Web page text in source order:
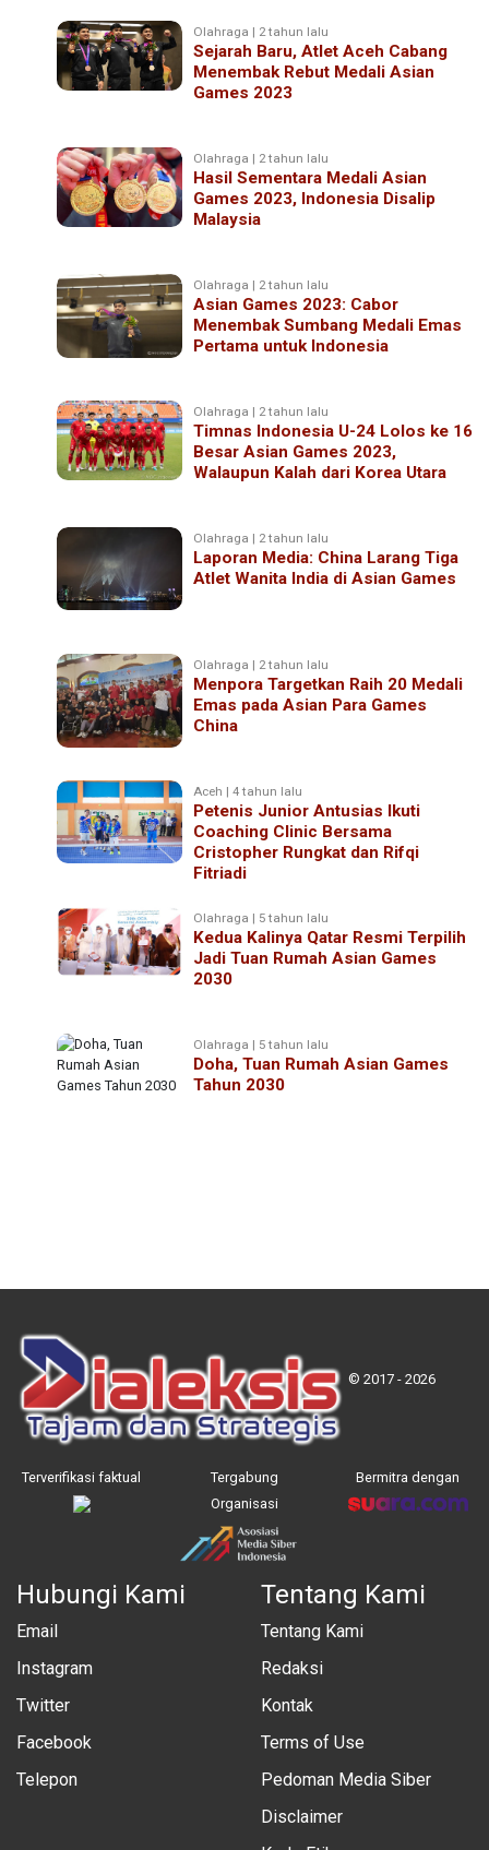
Olahraga | 2 tahun lalu
Sejarah Baru, Atlet Aceh Cabang
Menembak Rebut Medali Asian
Games 2023
Olahraga | 2 tahun lalu
Hasil Sementara Medali Asian
Games 2023, Indonesia Disalip
Malaysia
Olahraga | 2 tahun lalu
Asian Games 2023: Cabor
Menembak Sumbang Medali Emas
Pertama untuk Indonesia
Olahraga | 2 tahun lalu
Timnas Indonesia U-24 Lolos ke 16
Besar Asian Games 2023,
Walaupun Kalah dari Korea Utara
Olahraga | 2 tahun lalu
Laporan Media: China Larang Tiga
Atlet Wanita India di Asian Games
Olahraga | 2 tahun lalu
Menpora Targetkan Raih 20 Medali
Emas pada Asian Para Games
China
Aceh | 4 tahun lalu
Petenis Junior Antusias Ikuti
Coaching Clinic Bersama
Cristopher Rungkat dan Rifqi
Fitriadi
Olahraga | 5 tahun lalu
Kedua Kalinya Qatar Resmi Terpilih
Jadi Tuan Rumah Asian Games
2030
Olahraga | 5 tahun lalu
Doha, Tuan Rumah Asian Games
Tahun 2030
© 2017 - 2026
Terverifikasi faktual
Tergabung
Organisasi
Bermitra dengan
Hubungi Kami
Email
Instagram
Twitter
Facebook
Telepon
Tentang Kami
Tentang Kami
Redaksi
Kontak
Terms of Use
Pedoman Media Siber
Disclaimer